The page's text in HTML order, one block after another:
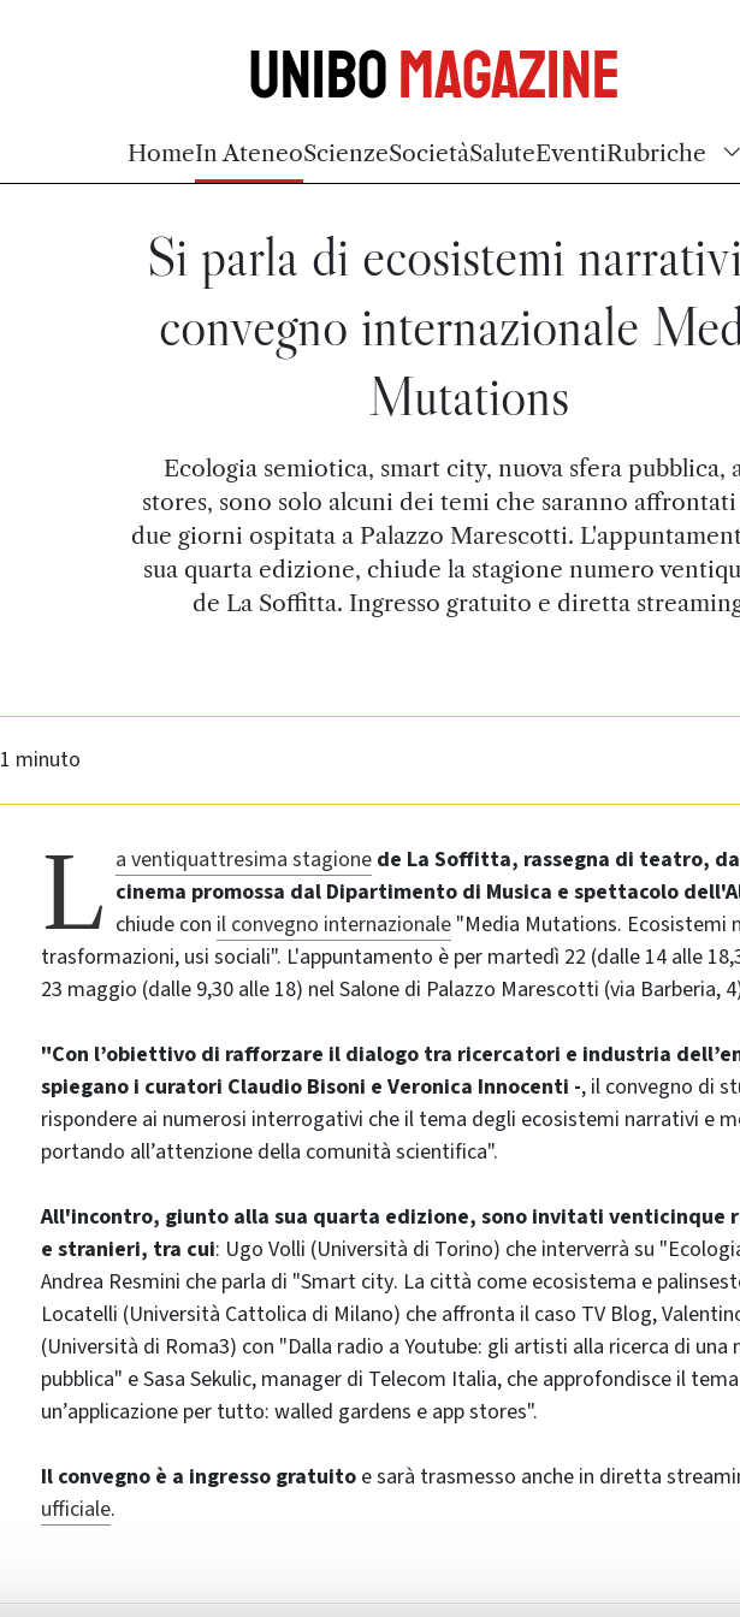
UniboMagazine
HomeIn AteneoScienzeSocietàSaluteEventiRubriche
Si parla di ecosistemi
convegno internazionale
Mutations
Ecologia semiotica, smart city, nuova sfera pubblica,
stores, sono solo alcuni dei temi che saranno
due giorni ospitata a Palazzo Marescotti.
sua quarta edizione, chiude la stagione numero
de La Soffitta. Ingresso gratuito e diretta
1 minuto
L a ventiquattresima stagione de La Soffitta, rassegna di teatro,
cinema promossa dal Dipartimento di Musica e spettacolo
chiude con il convegno internazionale "Media Mutations. Ecosistemi
trasformazioni, usi sociali". L'appuntamento è per martedì 22 (dalle 14 alle
23 maggio (dalle 9,30 alle 18) nel Salone di Palazzo Marescotti (via Barberia,
"Con l’obiettivo di rafforzare il dialogo tra ricercatori e industria
spiegano i curatori Claudio Bisoni e Veronica Innocenti -, il convegno di
rispondere ai numerosi interrogativi che il tema degli ecosistemi narrativi e
portando all’attenzione della comunità scientifica".
All'incontro, giunto alla sua quarta edizione, sono invitati venticinque
e stranieri, tra cui: Ugo Volli (Università di Torino) che interverrà su
Andrea Resmini che parla di "Smart city. La città come ecosistema e
Locatelli (Università Cattolica di Milano) che affronta il caso TV Blog,
(Università di Roma3) con "Dalla radio a Youtube: gli artisti alla ricerca di una
pubblica" e Sasa Sekulic, manager di Telecom Italia, che approfondisce il tema
un’applicazione per tutto: walled gardens e app stores".
Il convegno è a ingresso gratuito e sarà trasmesso anche in diretta
ufficiale.